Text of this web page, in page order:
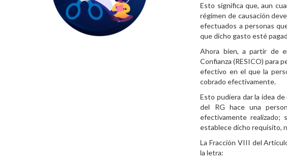
Esto significa que, aun
régimen de causación
efectuados a personas
que dicho gasto esté
Ahora bien, a partir de
Confianza (RESICO) para
efectivo en el que la
cobrado efectivamente.
Esto pudiera dar la idea
del RG hace una
efectivamente realizado;
establece dicho requisito,
La Fracción VIII del
la letra: